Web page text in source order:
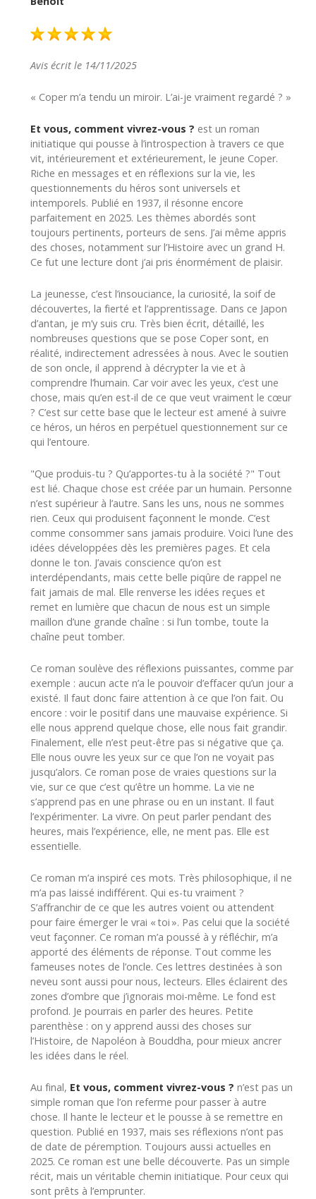
Avis écrit le 14/11/2025
« Coper m’a tendu un miroir. L’ai-je vraiment regardé ? »
Et vous, comment vivrez-vous ? est un roman
initiatique qui pousse à l’introspection à travers ce que
vit, intérieurement et extérieurement, le jeune Coper.
Riche en messages et en réflexions sur la vie, les
questionnements du héros sont universels et
intemporels. Publié en 1937, il résonne encore
parfaitement en 2025. Les thèmes abordés sont
toujours pertinents, porteurs de sens. J’ai même appris
des choses, notamment sur l’Histoire avec un grand H.
Ce fut une lecture dont j’ai pris énormément de plaisir.
La jeunesse, c’est l’insouciance, la curiosité, la soif de
découvertes, la fierté et l’apprentissage. Dans ce Japon
d’antan, je m’y suis cru. Très bien écrit, détaillé, les
nombreuses questions que se pose Coper sont, en
réalité, indirectement adressées à nous. Avec le soutien
de son oncle, il apprend à décrypter la vie et à
comprendre l’humain. Car voir avec les yeux, c’est une
chose, mais qu’en est-il de ce que veut vraiment le cœur
? C’est sur cette base que le lecteur est amené à suivre
ce héros, un héros en perpétuel questionnement sur ce
qui l’entoure.
"Que produis-tu ? Qu’apportes-tu à la société ?" Tout
est lié. Chaque chose est créée par un humain. Personne
n’est supérieur à l’autre. Sans les uns, nous ne sommes
rien. Ceux qui produisent façonnent le monde. C’est
comme consommer sans jamais produire. Voici l’une des
idées développées dès les premières pages. Et cela
donne le ton. J’avais conscience qu’on est
interdépendants, mais cette belle piqûre de rappel ne
fait jamais de mal. Elle renverse les idées reçues et
remet en lumière que chacun de nous est un simple
maillon d’une grande chaîne : si l’un tombe, toute la
chaîne peut tomber.
Ce roman soulève des réflexions puissantes, comme par
exemple : aucun acte n’a le pouvoir d’effacer qu’un jour a
existé. Il faut donc faire attention à ce que l’on fait. Ou
encore : voir le positif dans une mauvaise expérience. Si
elle nous apprend quelque chose, elle nous fait grandir.
Finalement, elle n’est peut-être pas si négative que ça.
Elle nous ouvre les yeux sur ce que l’on ne voyait pas
jusqu’alors. Ce roman pose de vraies questions sur la
vie, sur ce que c’est qu’être un homme. La vie ne
s’apprend pas en une phrase ou en un instant. Il faut
l’expérimenter. La vivre. On peut parler pendant des
heures, mais l’expérience, elle, ne ment pas. Elle est
essentielle.
Ce roman m’a inspiré ces mots. Très philosophique, il ne
m’a pas laissé indifférent. Qui es-tu vraiment ?
S’affranchir de ce que les autres voient ou attendent
pour faire émerger le vrai « toi ». Pas celui que la société
veut façonner. Ce roman m’a poussé à y réfléchir, m’a
apporté des éléments de réponse. Tout comme les
fameuses notes de l’oncle. Ces lettres destinées à son
neveu sont aussi pour nous, lecteurs. Elles éclairent des
zones d’ombre que j’ignorais moi-même. Le fond est
profond. Je pourrais en parler des heures. Petite
parenthèse : on y apprend aussi des choses sur
l’Histoire, de Napoléon à Bouddha, pour mieux ancrer
les idées dans le réel.
Au final, Et vous, comment vivrez-vous ? n’est pas un
simple roman que l’on referme pour passer à autre
chose. Il hante le lecteur et le pousse à se remettre en
question. Publié en 1937, mais ses réflexions n’ont pas
de date de péremption. Toujours aussi actuelles en
2025. Ce roman est une belle découverte. Pas un simple
récit, mais un véritable chemin initiatique. Pour ceux qui
sont prêts à l’emprunter.